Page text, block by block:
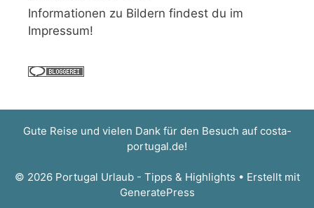
Informationen zu Bildern findest du im
Impressum!
Gute Reise und vielen Dank für den Besuch auf costa-
portugal.de!
© 2026 Portugal Urlaub - Tipps & Highlights • Erstellt mit
GeneratePress